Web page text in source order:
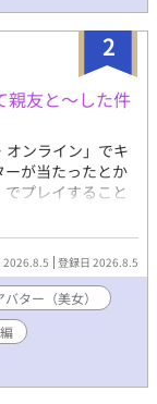
中
2
親友と～した件
オンライン」でキ
ーが当たったとか
プレイすること
タイプで、親友
で酒を、酌み交わ
それは「俺にその
知らないんだ」
2026.8.5 登録日 2026.8.5
ター（美女）